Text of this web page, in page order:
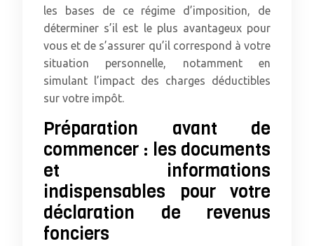
les bases de ce régime d’imposition, de
déterminer s’il est le plus avantageux pour
vous et de s’assurer qu’il correspond à votre
situation personnelle, notamment en
simulant l’impact des charges déductibles
sur votre impôt.
Préparation avant de
commencer : les documents
et informations
indispensables pour votre
déclaration de revenus
fonciers